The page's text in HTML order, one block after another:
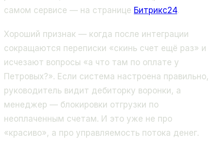
самом сервисе — на странице Битрикс24.
Хороший признак — когда после интеграции
сокращаются переписки «скинь счет ещё раз» и
исчезают вопросы «а что там по оплате у
Петровых?». Если система настроена правильно,
руководитель видит дебиторку воронки, а
менеджер — блокировки отгрузки по
неоплаченным счетам. И это уже не про
«красиво», а про управляемость потока денег.